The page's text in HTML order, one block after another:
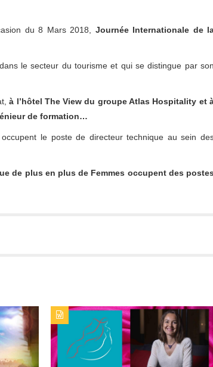
du 8 Mars 2018, Journée Internationale de
le secteur du tourisme et qui se distingue par son
à l’hôtel The View du groupe Atlas Hospitality et
de formation…
le poste de directeur technique au sein
de plus en plus de Femmes occupent des postes
:
TYPE DE PUBLICATION : ALERTES_INFOSTITRE :
ALICE RAHOU, UNE CARRIÈRE EN CRESCENDO.